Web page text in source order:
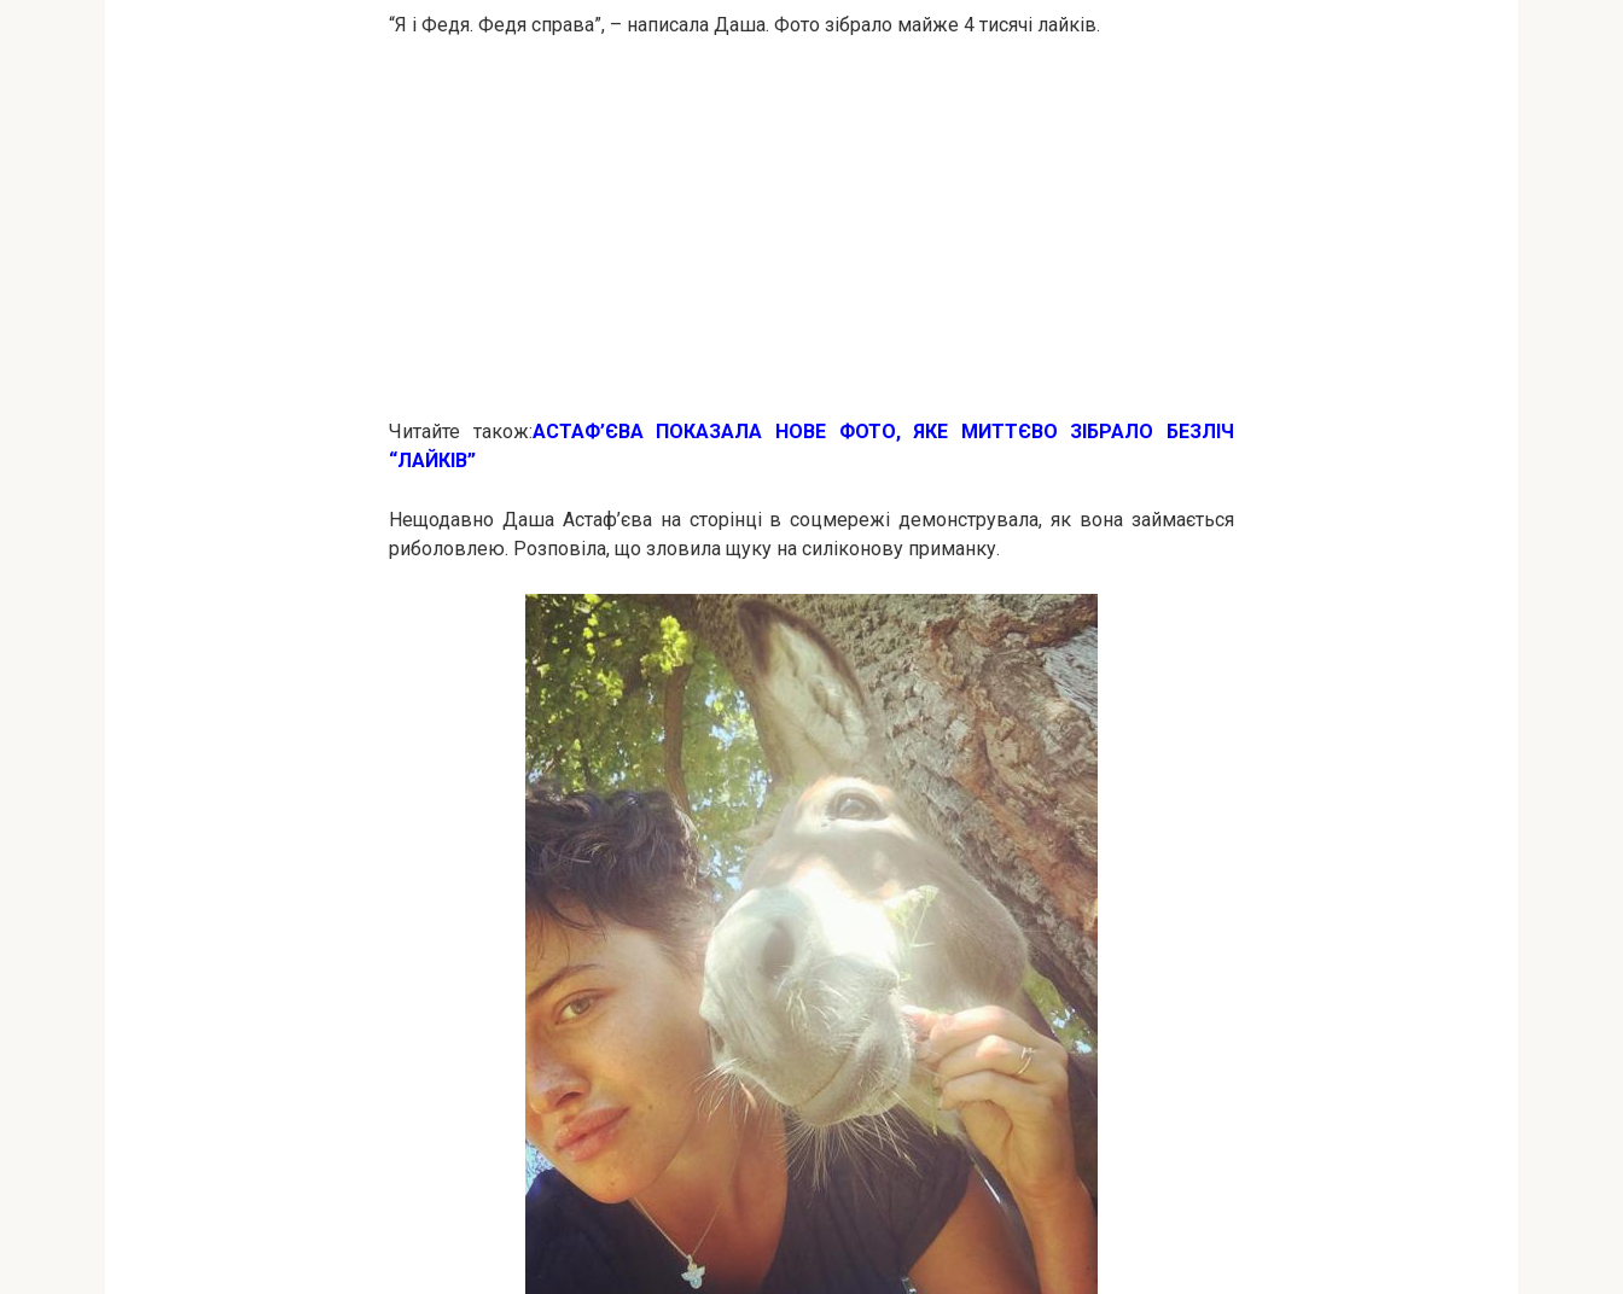
“Я і Федя. Федя справа”, – написала Даша. Фото зібрало майже 4 тисячі лайків.
Читайте також:АСТАФ’ЄВА ПОКАЗАЛА НОВЕ ФОТО, ЯКЕ МИТТЄВО ЗІБРАЛО БЕЗЛІЧ
“ЛАЙКІВ”
Нещодавно Даша Астаф’єва на сторінці в соцмережі демонструвала, як вона займається
риболовлею. Розповіла, що зловила щуку на силіконову приманку.